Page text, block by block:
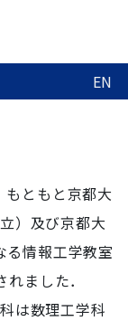
EN
ともと京都大
）及び京都大
る情報工学教室
ました．
は数理工学科